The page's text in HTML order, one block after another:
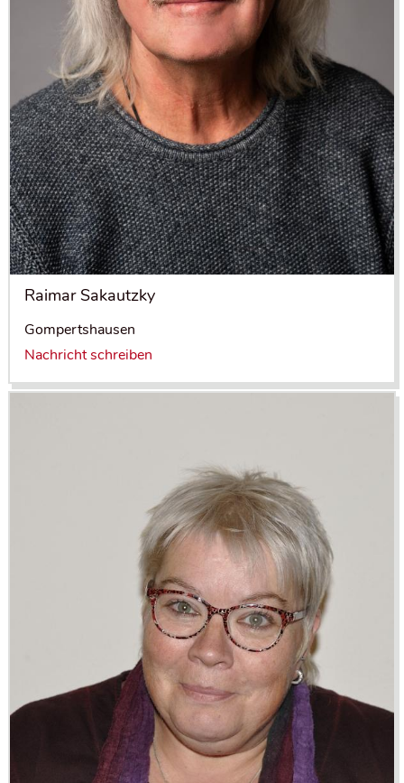
Raimar Sakautzky
Gompertshausen
Nachricht schreiben